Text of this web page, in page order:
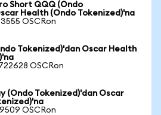
Short QQQ (Ondo
Health (Ondo Tokenized)'na
OSCRon
Tokenized)'dan Oscar Health
OSCRon
(Ondo Tokenized)'dan Oscar
OSCRon